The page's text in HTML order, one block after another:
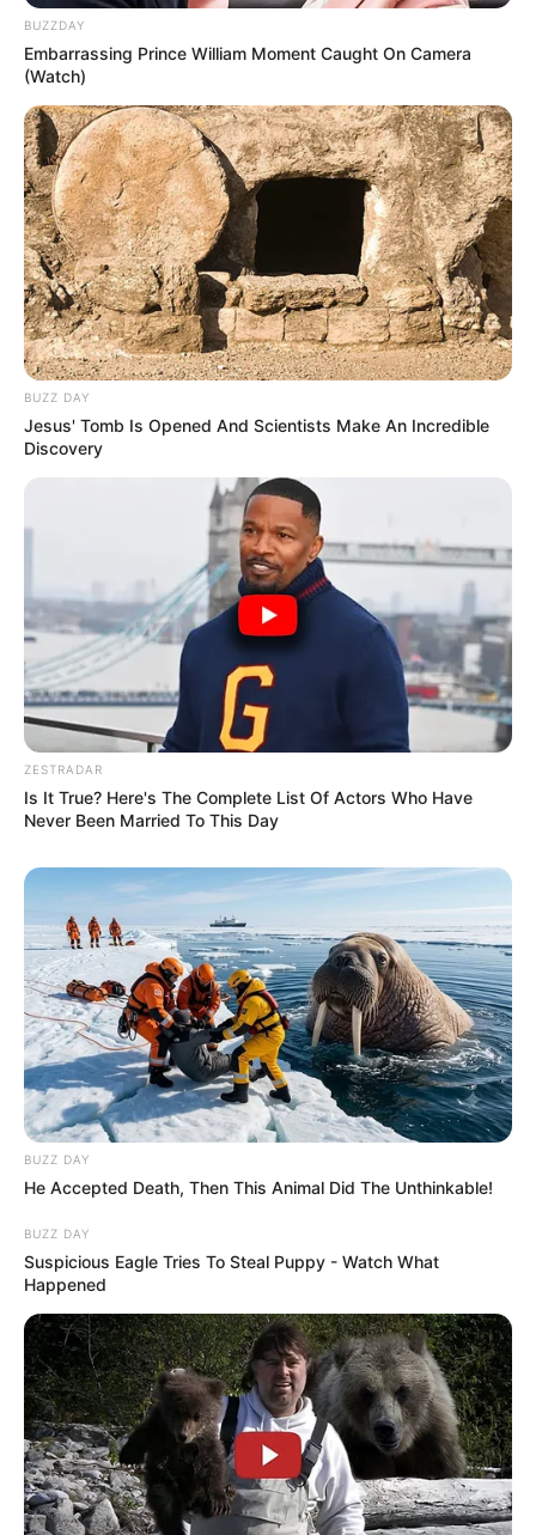
No Dia Músico de 2021, comemorado em 22 de novembro, Priscila
fez uma homenagem aos músicos
de Paraguaçu Paulista. Ela deixou uma mensagem e tocou ao
piano a música
“Como é Grande Meu Amor Por Você”, de Roberto Carlos
Participe do nosso grupo do
WhatsApp!
Fique informado em tempo real sobre as principais
notícias de Paraguaçu Paulista e região
Clique aqui para entrar no grupo
BUZZDAY
Embarrassing Prince William Moment Caught On Camera
(Watch)
BUZZ DAY
Jesus' Tomb Is Opened And Scientists Make An Incredible
Discovery
ZESTRADAR
Is It True? Here's The Complete List Of Actors Who Have
Never Been Married To This Day
BUZZ DAY
He Accepted Death, Then This Animal Did The Unthinkable!
BUZZ DAY
Suspicious Eagle Tries To Steal Puppy - Watch What
Happened